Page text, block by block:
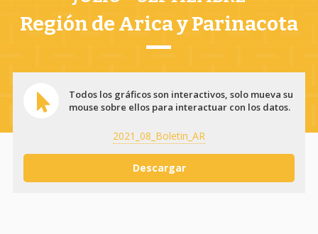
Región de Arica y Parinacota
Todos los gráficos son interactivos, solo mueva su
mouse sobre ellos para interactuar con los datos.
2021_08_Boletin_AR
Descargar